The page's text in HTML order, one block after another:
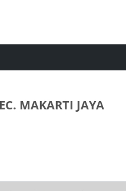
MAKARTI JAYA